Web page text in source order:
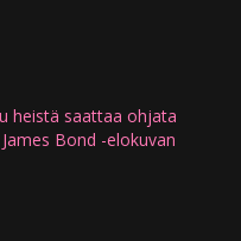
heistä saattaa ohjata
James Bond -elokuvan